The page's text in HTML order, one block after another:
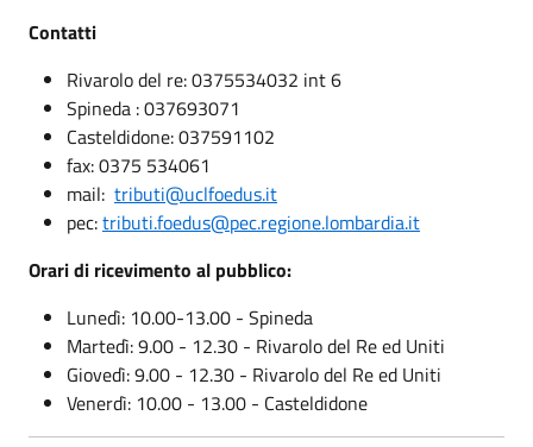
Contatti
Rivarolo del re: 0375534032 int 6
Spineda : 037693071
Casteldidone: 037591102
fax: 0375 534061
mail: tributi@uclfoedus.it
pec:tributi.foedus@pec.regione.lombardia.it
Orari di ricevimento al pubblico:
Lunedì: 10.00-13.00 - Spineda
Martedì: 9.00 - 12.30 - Rivarolo del Re ed Uniti
Giovedì: 9.00 - 12.30 - Rivarolo del Re ed Uniti
Venerdì: 10.00 - 13.00 - Casteldidone